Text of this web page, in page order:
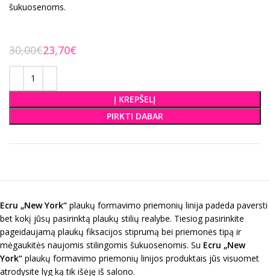
šukuosenoms.
30,00€23,70€
Į KREPŠELĮ
PIRKTI DABAR
Ecru „New York“ plaukų formavimo priemonių linija padeda paversti
bet kokį jūsų pasirinktą plaukų stilių realybe. Tiesiog pasirinkite
pageidaujamą plaukų fiksacijos stiprumą bei priemonės tipą ir
mėgaukitės naujomis stilingomis šukuosenomis. Su Ecru „New
York“ plaukų formavimo priemonių linijos produktais jūs visuomet
atrodysite lyg ką tik išėję iš salono.